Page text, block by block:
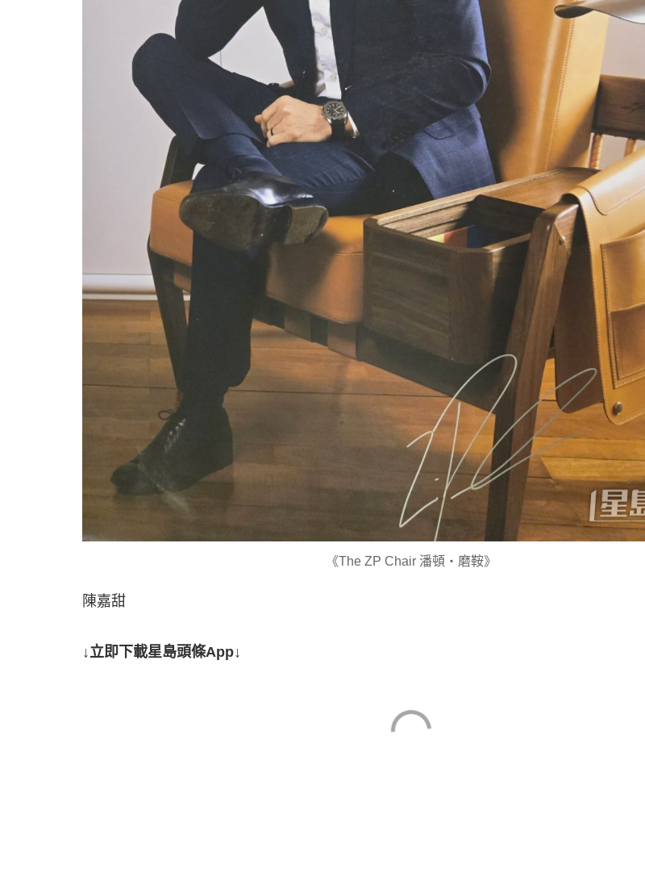
《The ZP Chair 潘頓・磨鞍》
陳嘉甜
↓立即下載星島頭條App↓